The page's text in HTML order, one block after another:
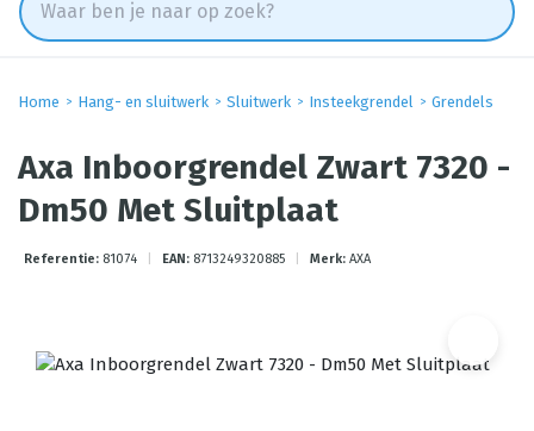
Home Hang- en sluitwerk Sluitwerk Insteekgrendel Grendels
Axa Inboorgrendel Zwart 7320 -
Dm50 Met Sluitplaat
Referentie: 81074 EAN: 8713249320885 Merk: AXA